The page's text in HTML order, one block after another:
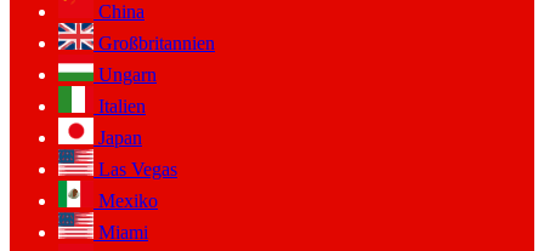
China
Großbritannien
Ungarn
Italien
Japan
Las Vegas
Mexiko
Miami